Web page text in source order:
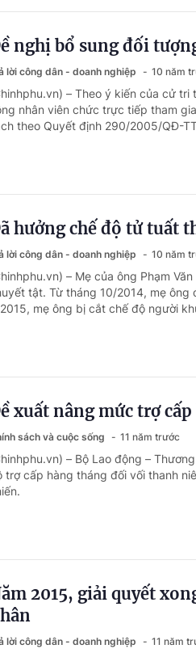
nghị bổ sung đối
lời công dân - doanh nghiệp 10 năm
– Theo ý kiến của cử tri
nhân viên chức trực tiếp tham
theo Quyết định 290/2005/QĐ-
hưởng chế độ tử tuất
lời công dân - doanh nghiệp 10 năm
– Mẹ của ông Phạm
tật. Từ tháng 10/2014, mẹ
mẹ ông bị cắt chế độ người
xuất nâng mức trợ
sách và cuộc sống 11 năm trước
– Bộ Lao động –
trợ cấp hàng tháng đối vối thanh
2015, giải quyết
lời công dân - doanh nghiệp 11 năm